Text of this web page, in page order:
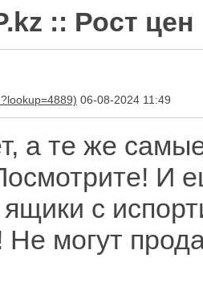
:: Рост цен
06-08-2024 11:49
а те же
И
ящики с
Не могут